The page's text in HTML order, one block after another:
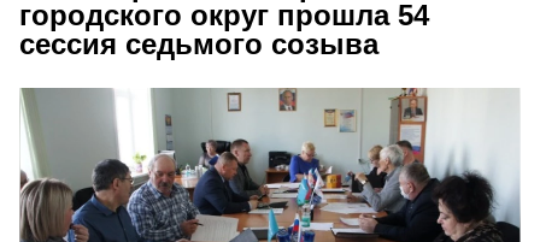
городского округ прошла 54
сессия седьмого созыва